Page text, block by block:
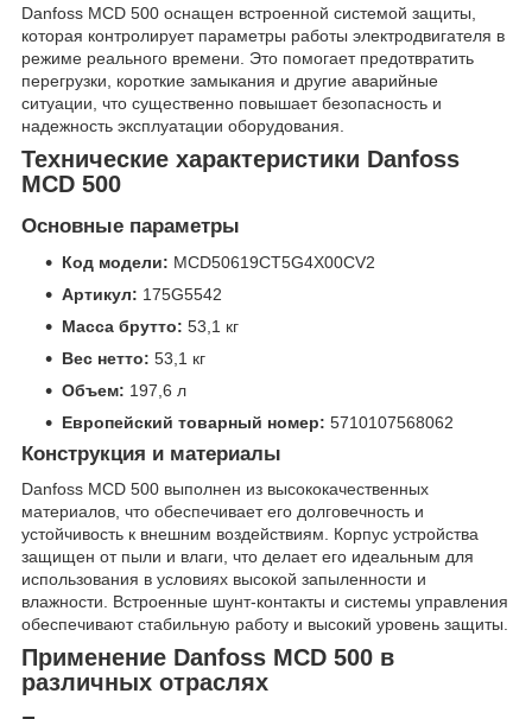
Danfoss MCD 500 оснащен встроенной системой защиты,
которая контролирует параметры работы электродвигателя в
режиме реального времени. Это помогает предотвратить
перегрузки, короткие замыкания и другие аварийные
ситуации, что существенно повышает безопасность и
надежность эксплуатации оборудования.
Технические характеристики Danfoss
MCD 500
Основные параметры
Код модели: MCD50619CT5G4X00CV2
Артикул: 175G5542
Масса брутто: 53,1 кг
Вес нетто: 53,1 кг
Объем: 197,6 л
Европейский товарный номер: 5710107568062
Конструкция и материалы
Danfoss MCD 500 выполнен из высококачественных
материалов, что обеспечивает его долговечность и
устойчивость к внешним воздействиям. Корпус устройства
защищен от пыли и влаги, что делает его идеальным для
использования в условиях высокой запыленности и
влажности. Встроенные шунт-контакты и системы управления
обеспечивают стабильную работу и высокий уровень защиты.
Применение Danfoss MCD 500 в
различных отраслях